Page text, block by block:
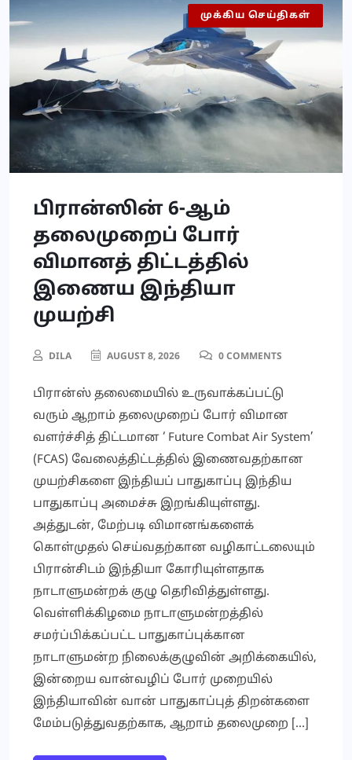
இந்தியா
செய்தி
முக்கிய செய்திகள்
பிரான்ஸின் 6-ஆம்
தலைமுறைப் போர்
விமானத் திட்டத்தில்
இணைய இந்தியா
முயற்சி
DILA AUGUST 8, 2026 0 COMMENTS
பிரான்ஸ் தலைமையில் உருவாக்கப்பட்டு
வரும் ஆறாம் தலைமுறைப் போர் விமான
வளர்ச்சித் திட்டமான ‘ Future Combat Air System’
(FCAS) வேலைத்திட்டத்தில் இணைவதற்கான
முயற்சிகளை இந்தியப் பாதுகாப்பு இந்திய
பாதுகாப்பு அமைச்சு இறங்கியுள்ளது.
அத்துடன், மேற்படி விமானங்களைக்
கொள்முதல் செய்வதற்கான வழிகாட்டலையும்
பிரான்சிடம் இந்தியா கோரியுள்ளதாக
நாடாளுமன்றக் குழு தெரிவித்துள்ளது.
வெள்ளிக்கிழமை நாடாளுமன்றத்தில்
சமர்ப்பிக்கப்பட்ட பாதுகாப்புக்கான
நாடாளுமன்ற நிலைக்குழுவின் அறிக்கையில்,
இன்றைய வான்வழிப் போர் முறையில்
இந்தியாவின் வான் பாதுகாப்புத் திறன்களை
மேம்படுத்துவதற்காக, ஆறாம் தலைமுறை […]